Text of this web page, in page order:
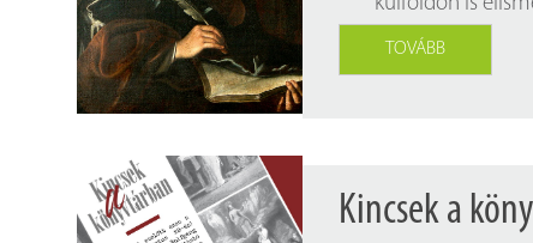
Findura Imre-díszoklevéllel kitüntetett kollégáink
Galéria
Pályázatok
Közérdekű adatok
Online katalógus
TOVÁBB
Kincsek a